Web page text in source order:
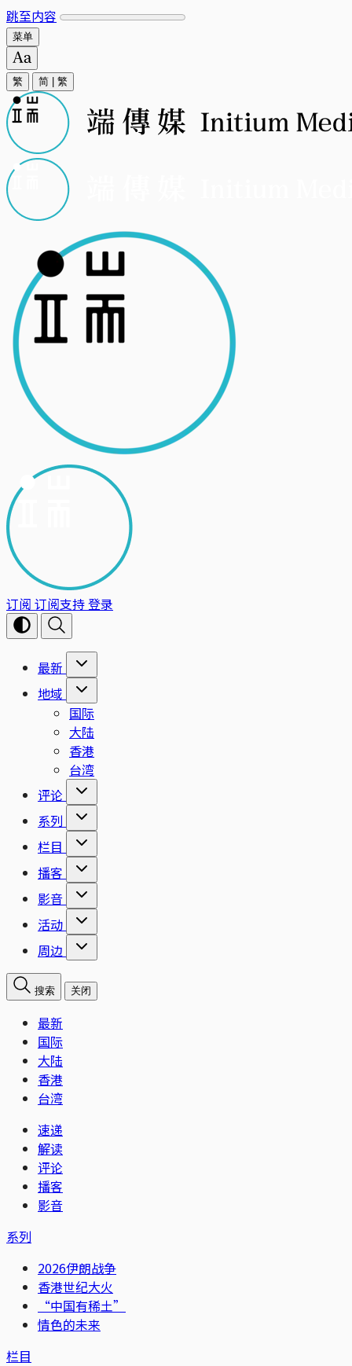
跳至内容
菜单
繁 简 繁
订阅 订阅支持登录
最新
地域
国际
大陆
香港
台湾
评论
系列
栏目
播客
影音
活动
周边
搜索 关闭
最新
国际
大陆
香港
台湾
速递
解读
评论
播客
影音
系列
2026伊朗战争
香港世纪大火
“中国有稀土”
情色的未来
栏目